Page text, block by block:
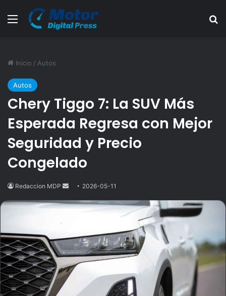
Menú
Inicio / Autos
Autos
Chery Tiggo 7: La SUV Más
Esperada Regresa con Mejor
Seguridad y Precio
Congelado
Redaccion MDP
Send2026-05-11